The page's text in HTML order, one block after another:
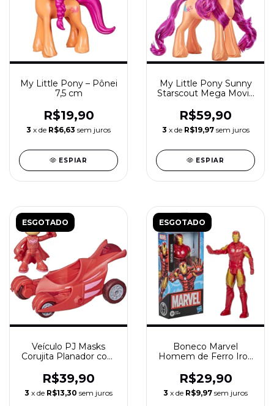
My Little Pony – Pônei
7,5 cm
R$19,90
3 x de R$6,63 sem juros
ESPIAR
My Little Pony Sunny
Starscout Mega Movie
com pente
R$59,90
3 x de R$19,97 sem juros
ESPIAR
ESGOTADO
Veículo PJ Masks
Corujita Planador com
F2129
R$39,90
3 x de R$13,30 sem juros
ESGOTADO
Boneco Marvel
Homem de Ferro Iron
Avengers Vingadores
Super‑Heróis
R$29,90
3 x de R$9,97 sem juros